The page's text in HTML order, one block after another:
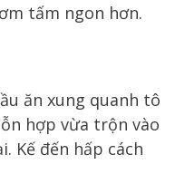
tấm ngon hơn.
ăn xung quanh tô
hợp vừa trộn vào
Kế đến hấp cách